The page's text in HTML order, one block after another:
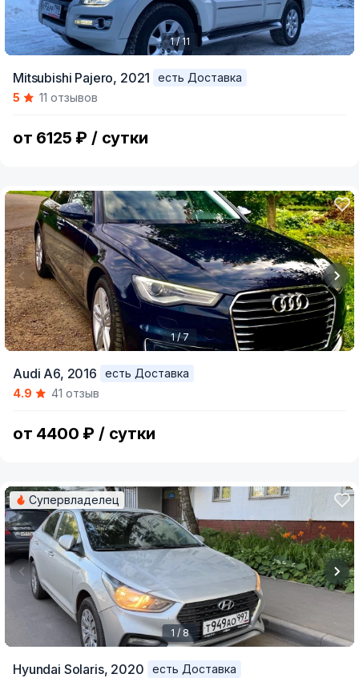
of
1 / 11
Mitsubishi Pajero, 2021
есть Доставка
5
11 отзывов
от 6125 ₽ / сутки
of
1 / 7
Audi A6, 2016
есть Доставка
4.9
41 отзыв
от 4400 ₽ / сутки
Супервладелец
1 / 8
Hyundai Solaris, 2020
есть Доставка